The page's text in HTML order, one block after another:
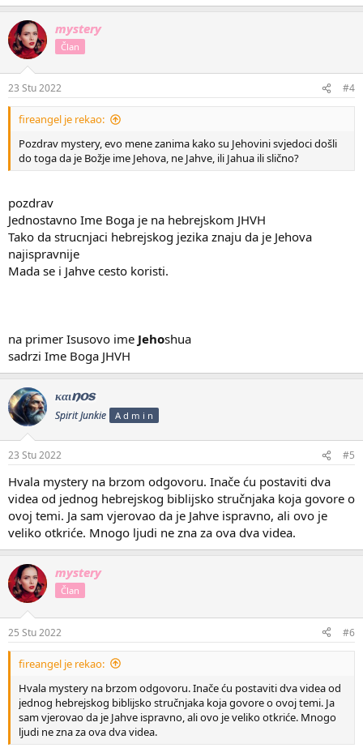
mystery
Član
23 Stu 2022 #4
fireangel je rekao:
Pozdrav mystery, evo mene zanima kako su Jehovini svjedoci došli
do toga da je Božje ime Jehova, ne Jahve, ili Jahua ili slično?
pozdrav
Jednostavno Ime Boga je na hebrejskom JHVH
Tako da strucnjaci hebrejskog jezika znaju da je Jehova
najispravnije
Mada se i Jahve cesto koristi.
na primer Isusovo ime Jehoshua
sadrzi Ime Boga JHVH
καιnos
Spirit Junkie A d m i n
23 Stu 2022 #5
Hvala mystery na brzom odgovoru. Inače ću postaviti dva
videa od jednog hebrejskog biblijsko stručnjaka koja govore o
ovoj temi. Ja sam vjerovao da je Jahve ispravno, ali ovo je
veliko otkriće. Mnogo ljudi ne zna za ova dva videa.
mystery
Član
25 Stu 2022 #6
fireangel je rekao:
Hvala mystery na brzom odgovoru. Inače ću postaviti dva videa od
jednog hebrejskog biblijsko stručnjaka koja govore o ovoj temi. Ja
sam vjerovao da je Jahve ispravno, ali ovo je veliko otkriće. Mnogo
ljudi ne zna za ova dva videa.